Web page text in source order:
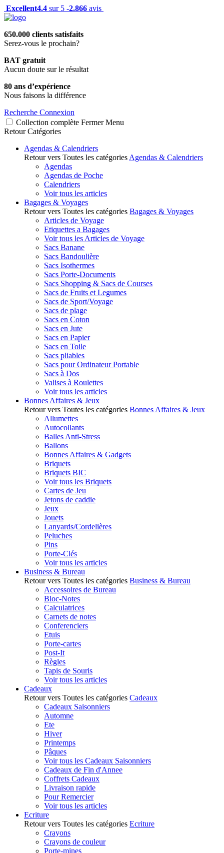
Excellent4.4 sur 5 -2.866 avis
650.000 clients satisfaits
Serez-vous le prochain?
BAT gratuit
Aucun doute sur le résultat
80 ans d’expérience
Nous faisons la différence
Recherche Connexion
Collection complète Fermer Menu
Retour Catégories
Agendas & Calendriers
Retour vers Toutes les catégories Agendas & Calendriers
Agendas
Agendas de Poche
Calendriers
Voir tous les articles
Bagages & Voyages
Retour vers Toutes les catégories Bagages & Voyages
Articles de Voyage
Etiquettes a Bagages
Voir tous les Articles de Voyage
Sacs Banane
Sacs Bandoulière
Sacs Isothermes
Sacs Porte-Documents
Sacs Shopping & Sacs de Courses
Sacs de Fruits et Legumes
Sacs de Sport/Voyage
Sacs de plage
Sacs en Coton
Sacs en Jute
Sacs en Papier
Sacs en Toile
Sacs pliables
Sacs pour Ordinateur Portable
Sacs à Dos
Valises à Roulettes
Voir tous les articles
Bonnes Affaires & Jeux
Retour vers Toutes les catégories Bonnes Affaires & Jeux
Allumettes
Autocollants
Balles Anti-Stress
Ballons
Bonnes Affaires & Gadgets
Briquets
Briquets BIC
Voir tous les Briquets
Cartes de Jeu
Jetons de caddie
Jeux
Jouets
Lanyards/Cordelières
Peluches
Pins
Porte-Clés
Voir tous les articles
Business & Bureau
Retour vers Toutes les catégories Business & Bureau
Accessoires de Bureau
Bloc-Notes
Calculatrices
Carnets de notes
Conferenciers
Etuis
Porte-cartes
Post-It
Règles
Tapis de Souris
Voir tous les articles
Cadeaux
Retour vers Toutes les catégories Cadeaux
Cadeaux Saisonniers
Automne
Ete
Hiver
Printemps
Pâques
Voir tous les Cadeaux Saisonniers
Cadeaux de Fin d'Annee
Coffrets Cadeaux
Livraison rapide
Pour Remercier
Voir tous les articles
Ecriture
Retour vers Toutes les catégories Ecriture
Crayons
Crayons de couleur
Porte-mines